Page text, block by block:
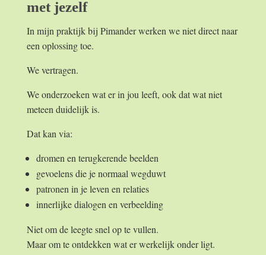
met jezelf
In mijn praktijk bij Pimander werken we niet direct naar
een oplossing toe.
We vertragen.
We onderzoeken wat er in jou leeft, ook dat wat niet
meteen duidelijk is.
Dat kan via:
dromen en terugkerende beelden
gevoelens die je normaal wegduwt
patronen in je leven en relaties
innerlijke dialogen en verbeelding
Niet om de leegte snel op te vullen.
Maar om te ontdekken wat er werkelijk onder ligt.